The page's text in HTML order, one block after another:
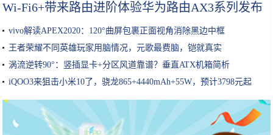
Wi-Fi6+带来路由进阶体验华为路由AX3系列发布
vivo解读APEX2020：120°曲屏包裹正面视角消除黑边中框
王者荣耀不同英雄玩家用脑情况，元歌最费脑，铠就真实
涡流逆转90°：竖插显卡+分区风道靠谱？垂直ATX机箱简析
iQOO3来狙击小米10了，骁龙865+4440mAh+55W，预计3798元起